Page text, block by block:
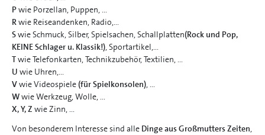
Pwie Porzellan, Puppen, ...
Rwie Reiseandenken, Radio,...
Swie Schmuck, Silber, Spielsachen, Schallplatten(Rock und Pop,
KEINE Schlager u. Klassik!), Sportartikel,...
Twie Telefonkarten, Technikzubehör, Textilien, ...
U wie Uhren,...
Vwie Videospiele (für Spielkonsolen), ...
Wwie Werkzeug, Wolle, ...
X, Y, Z wie Zinn, ...
Von besonderem Interesse sind alle Dinge aus Großmutters Zeiten,